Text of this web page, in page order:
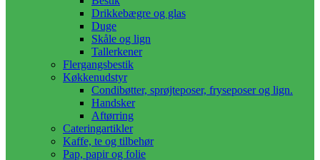
Drikkebægre og glas
Duge
Skåle og lign
Tallerkener
Flergangsbestik
Køkkenudstyr
Condibøtter, sprøjteposer, fryseposer og lign.
Handsker
Aftørring
Cateringartikler
Kaffe, te og tilbehør
Pap, papir og folie